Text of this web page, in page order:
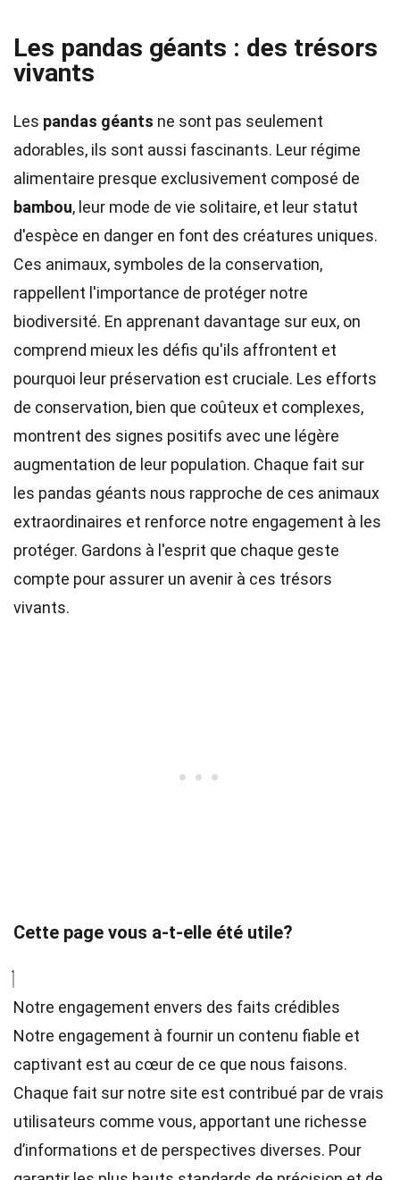
Les pandas géants : des trésors
vivants
Les pandas géants ne sont pas seulement
adorables, ils sont aussi fascinants. Leur régime
alimentaire presque exclusivement composé de
bambou, leur mode de vie solitaire, et leur statut
d'espèce en danger en font des créatures uniques.
Ces animaux, symboles de la conservation,
rappellent l'importance de protéger notre
biodiversité. En apprenant davantage sur eux, on
comprend mieux les défis qu'ils affrontent et
pourquoi leur préservation est cruciale. Les efforts
de conservation, bien que coûteux et complexes,
montrent des signes positifs avec une légère
augmentation de leur population. Chaque fait sur
les pandas géants nous rapproche de ces animaux
extraordinaires et renforce notre engagement à les
protéger. Gardons à l'esprit que chaque geste
compte pour assurer un avenir à ces trésors
vivants.
Cette page vous a-t-elle été utile?
Notre engagement envers des faits crédibles
Notre engagement à fournir un contenu fiable et
captivant est au cœur de ce que nous faisons.
Chaque fait sur notre site est contribué par de vrais
utilisateurs comme vous, apportant une richesse
d’informations et de perspectives diverses. Pour